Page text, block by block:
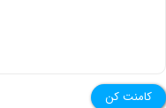
کامنت کن